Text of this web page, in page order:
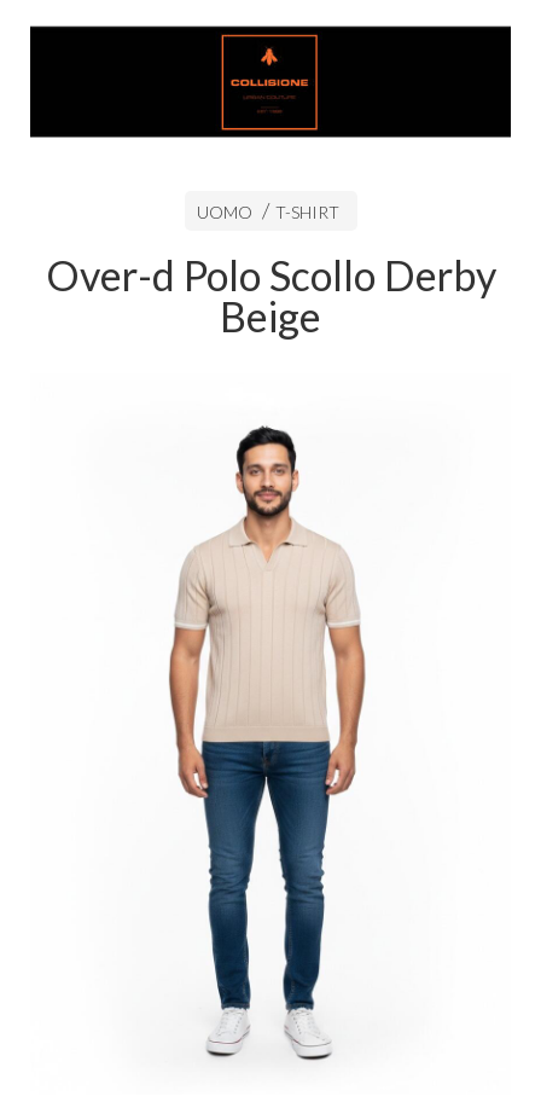
UOMO T-SHIRT
Over-d Polo Scollo Derby
Beige